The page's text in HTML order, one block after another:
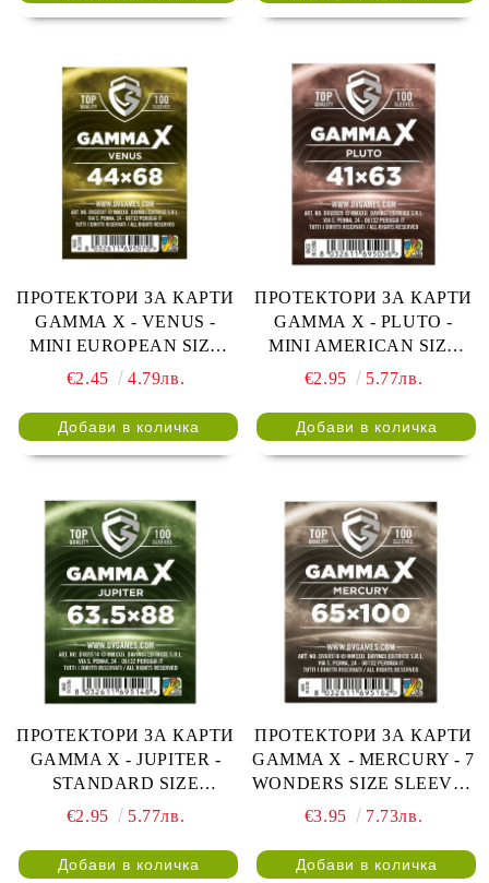
ПРОТЕКТОРИ ЗА КАРТИ
GAMMA X - VENUS -
MINI EUROPEAN SIZE
SLEEVES 44x68 - 100 БР.
€2.45 4.79лв.
ПРОТЕКТОРИ ЗА КАРТИ
GAMMA X - PLUTO -
MINI AMERICAN SIZE
SLEEVES 41x63 - 100 БР.
€2.95 5.77лв.
ПРОТЕКТОРИ ЗА КАРТИ
GAMMA X - JUPITER -
STANDARD SIZE
SLEEVES 63.5x88 - 100 БР.
€2.95 5.77лв.
ПРОТЕКТОРИ ЗА КАРТИ
GAMMA X - MERCURY - 7
WONDERS SIZE SLEEVES
65x100 - 100 БР.
€3.95 7.73лв.